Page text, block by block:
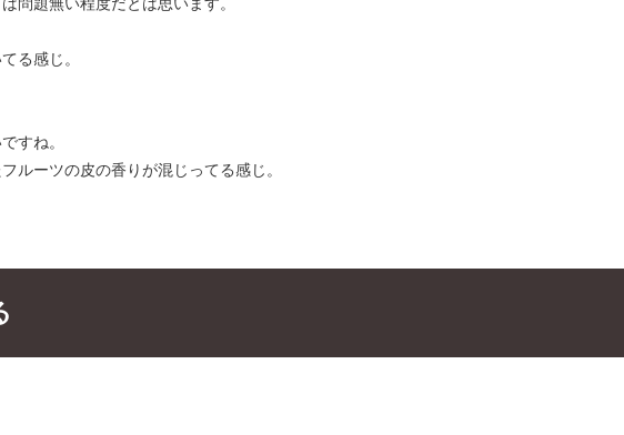
る感じ。
すね。
ルーツの皮の香りが混じってる感じ。